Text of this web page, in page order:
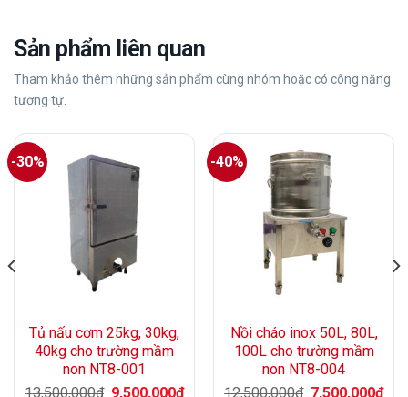
Sản phẩm liên quan
Tham khảo thêm những sản phẩm cùng nhóm hoặc có công năng
tương tự.
-30%
Tủ nấu cơm 25kg, 30kg,
40kg cho trường mầm
non NT8-001
13,500,000₫ Giá
9,500,000₫Giá
-40%
Nồi cháo inox 50L, 80L,
100L cho trường mầm
non NT8-004
12,500,000₫ Giá
7,500,000₫Giá